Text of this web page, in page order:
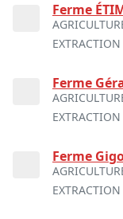
Ferme
Ferme
Ferme